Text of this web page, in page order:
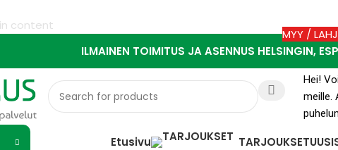
content
ILMAINEN TOIMITUS JA ASENNUS HELSINGIN,
MYY /
Hei!
meille.
Etusivu TARJOUKSETUUSI